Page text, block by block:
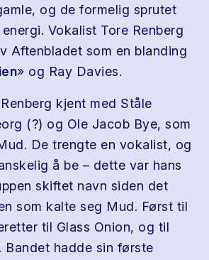
og de formelig sprutet
Vokalist Tore Renberg
Aftenbladet som en blanding
» og Ray Davies.
kjent med Ståle
(?) og Ole Jacob Bye, som
De trengte en vokalist, og
å be – dette var hans
skiftet navn siden det
som kalte seg Mud. Først til
til Glass Onion, og til
Bandet hadde sin første